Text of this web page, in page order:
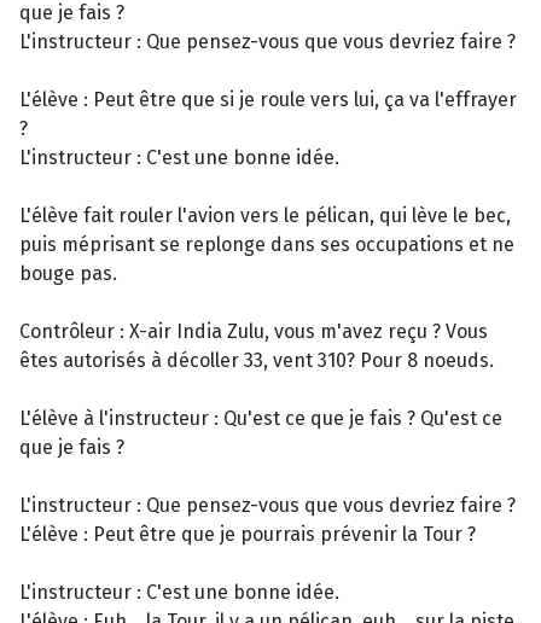
que je fais ?
L'instructeur : Que pensez-vous que vous devriez faire ?
L'élève : Peut être que si je roule vers lui, ça va l'effrayer
?
L'instructeur : C'est une bonne idée.
L'élève fait rouler l'avion vers le pélican, qui lève le bec,
puis méprisant se replonge dans ses occupations et ne
bouge pas.
Contrôleur : X-air India Zulu, vous m'avez reçu ? Vous
êtes autorisés à décoller 33, vent 310? Pour 8 noeuds.
L'élève à l'instructeur : Qu'est ce que je fais ? Qu'est ce
que je fais ?
L'instructeur : Que pensez-vous que vous devriez faire ?
L'élève : Peut être que je pourrais prévenir la Tour ?
L'instructeur : C'est une bonne idée.